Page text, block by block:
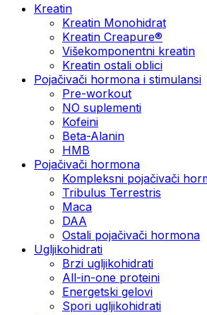
Kreatin
Kreatin Monohidrat
Kreatin Creapure®
Višekomponentni kreatin
Kreatin ostali oblici
Pojačivači hormona i stimulansi
Pre-workout
NO suplementi
Kofeini
Beta-Alanin
HMB
Pojačivači hormona
Kompleksni pojačivači
Tribulus Terrestris
Maca
DAA
Ostali pojačivači hormona
Ugljikohidrati
Brzi ugljikohidrati
All-in-one proteini
Energetski gelovi
Spori ugljikohidrati